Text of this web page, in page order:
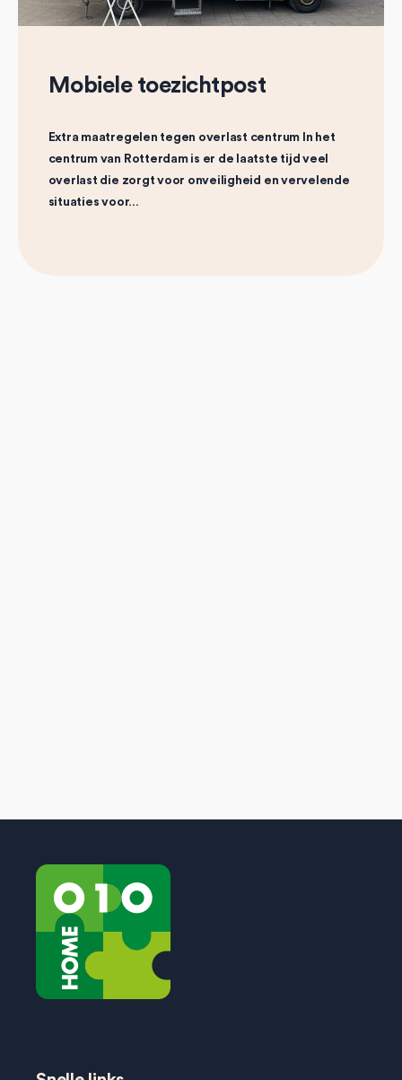
Mobiele toezichtpost
Extra maatregelen tegen overlast centrum In het
centrum van Rotterdam is er de laatste tijd veel
overlast die zorgt voor onveiligheid en vervelende
situaties voor…